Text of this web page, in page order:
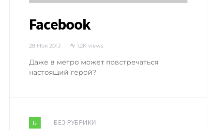
Facebook
28 Ноя 2013 1,2K views
Даже в метро может повстречаться
настоящий герой?
Б БЕЗ РУБРИКИ